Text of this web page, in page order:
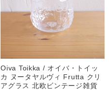
Oiva Toikka / オイバ・トイッ
カ ヌータヤルヴィ Frutta クリ
アグラス 北欧ビンテージ雑貨